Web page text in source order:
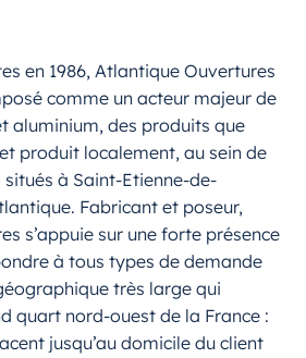
en 1986, Atlantique Ouvertures
comme un acteur majeur de
aluminium, des produits que
produit localement, au sein de
à Saint-Etienne-de-
Fabricant et poseur,
s’appuie sur une forte présence
à tous types de demande
très large qui
quart nord-ouest de la France :
jusqu’au domicile du client